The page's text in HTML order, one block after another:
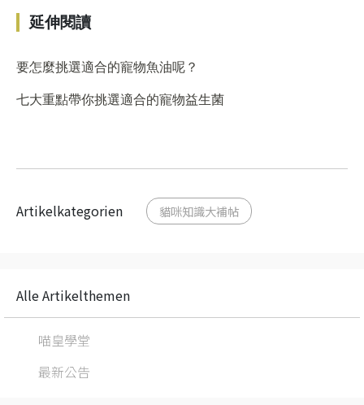
延伸閱讀
要怎麼挑選適合的寵物魚油呢？
七大重點帶你挑選適合的寵物益生菌
Artikelkategorien 貓咪知識大補帖
Alle Artikelthemen
喵皇學堂
最新公告